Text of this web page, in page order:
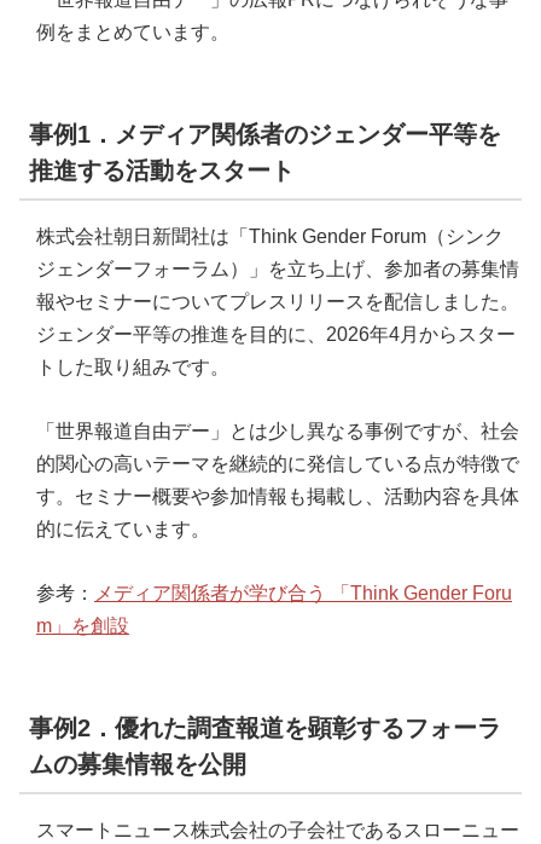
例をまとめています。
事例1．メディア関係者のジェンダー平等を
推進する活動をスタート
株式会社朝日新聞社は「Think Gender Forum（シンク
ジェンダーフォーラム）」を立ち上げ、参加者の募集情
報やセミナーについてプレスリリースを配信しました。
ジェンダー平等の推進を目的に、2026年4月からスター
トした取り組みです。
「世界報道自由デー」とは少し異なる事例ですが、社会
的関心の高いテーマを継続的に発信している点が特徴で
す。セミナー概要や参加情報も掲載し、活動内容を具体
的に伝えています。
参考：
メディア関係者が学び合う 「Think Gender Foru
m」を創設
事例2．優れた調査報道を顕彰するフォーラ
ムの募集情報を公開
スマートニュース株式会社の子会社であるスローニュー